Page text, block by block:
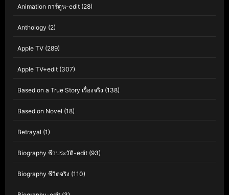
Animation การ์ตูน-edit (28)
Anthology (2)
Apple TV (289)
Apple TV+edit (307)
Based on a True Story เรื่องจริง (138)
Based on Novel (18)
Betrayal (1)
Biography ชีวประวัติ-edit (93)
Biography ชีวิตจริง (110)